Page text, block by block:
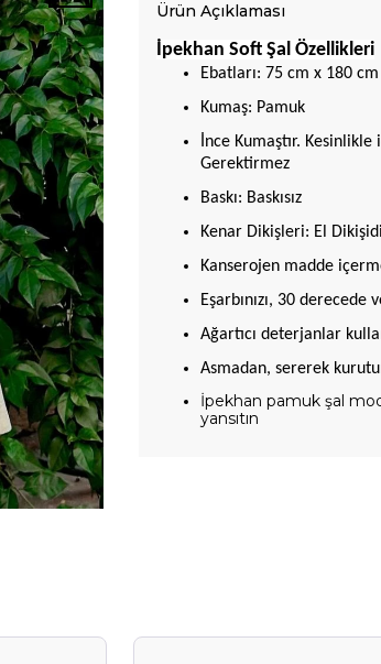
Ürün Açıklaması
İpekhan Soft Şal Özellikleri
Ebatları: 75 cm x 180 cm
Kumaş: Pamuk
İnce Kumaştır.
Gerektirmez
Baskı: Baskısız
Kenar Dikişleri: El
Kanserojen madde
Eşarbınızı, 30 derecede
Ağartıcı deterjanlar
Asmadan, sererek
İpekhan pamuk şal
yansıtın